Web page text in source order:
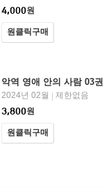
4,000원
원클릭구매
악역 영애 안의 사람 03권
2024년 02월
제한없음
3,800원
원클릭구매